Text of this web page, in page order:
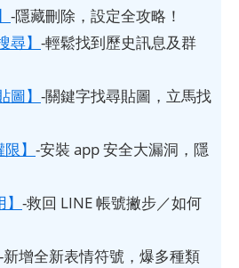
-隱藏刪除，設定全攻略！
尋】 -輕鬆找到歷史訊息及群
圖】 -關鍵字找尋貼圖，立馬找
】 -安裝 app 安全大漏洞，隱
-救回 LINE 帳號撇步／如何
-新增全新表情符號，爆多種類